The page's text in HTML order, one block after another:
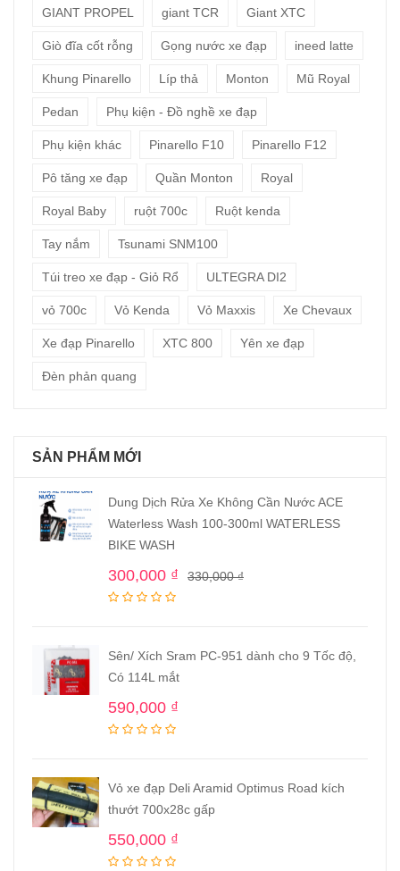
GIANT PROPEL giant TCR Giant XTC
Giò đĩa cốt rỗng Gọng nước xe đạp ineed latte
Khung Pinarello Líp thả Monton Mũ Royal
Pedan Phụ kiện - Đồ nghề xe đạp
Phụ kiện khác Pinarello F10 Pinarello F12
Pô tăng xe đạp Quần Monton Royal
Royal Baby ruột 700c Ruột kenda
Tay nắm Tsunami SNM100
Túi treo xe đạp - Giỏ Rổ ULTEGRA DI2
vỏ 700c Vỏ Kenda Vỏ Maxxis Xe Chevaux
Xe đạp Pinarello XTC 800 Yên xe đạp
Đèn phản quang
SẢN PHẨM MỚI
Dung Dịch Rửa Xe Không Cần Nước ACE
Waterless Wash 100-300ml WATERLESS
BIKE WASH
330,000₫
300,000 ₫
Sên/ Xích Sram PC-951 dành cho 9 Tốc độ,
Có 114L mắt
590,000 ₫
Vỏ xe đạp Deli Aramid Optimus Road kích
thướt 700x28c gấp
550,000 ₫